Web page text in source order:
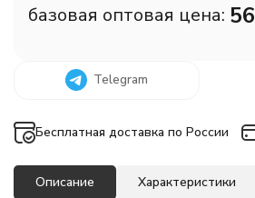
базовая оптовая цена: 56
Telegram
Бесплатная доставка по России
Описание Характеристики